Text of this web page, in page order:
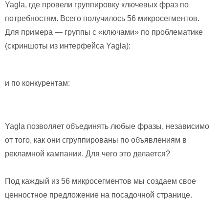
Yagla, где провели группировку ключевых фраз по
потребностям. Всего получилось 56 микросегментов.
Для примера — группы с «ключами» по проблематике
(скриншоты из интерфейса Yagla):
и по конкурентам:
Yagla позволяет объединять любые фразы, независимо
от того, как они сгруппированы по объявлениям в
рекламной кампании. Для чего это делается?
Под каждый из 56 микросегментов мы создаем свое
ценностное предложение на посадочной странице.